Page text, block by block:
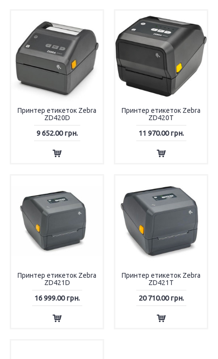
Принтер етикеток Zebra
ZD420D
9 652.00 грн.
Принтер етикеток Zebra
ZD420T
11 970.00 грн.
Принтер етикеток Zebra
ZD421D
16 999.00 грн.
Принтер етикеток Zebra
ZD421T
20 710.00 грн.